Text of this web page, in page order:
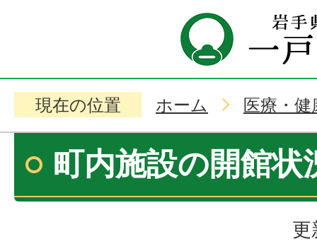
現在の位置 ホーム 医療・健
町内施設の開館状
更